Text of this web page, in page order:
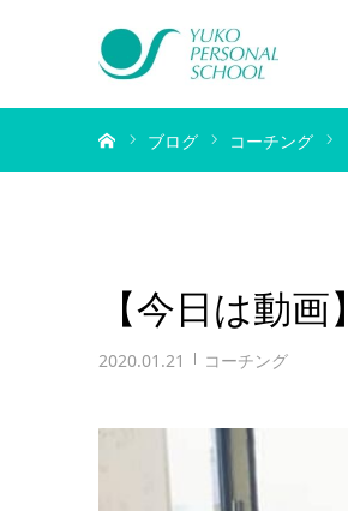
ブログ コーチング
【今日は動画】
2020.01.21 コーチング